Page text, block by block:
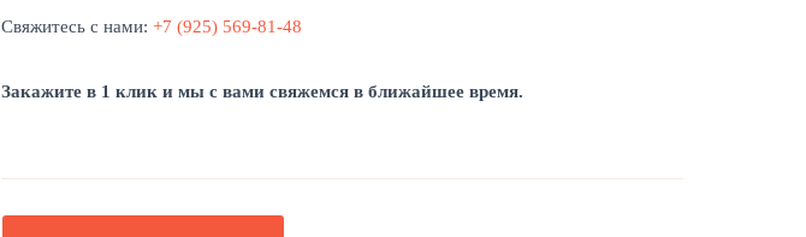
Свяжитесь с нами: +7 (925) 569-81-48
Закажите в 1 клик и мы с вами свяжемся в ближайшее время.